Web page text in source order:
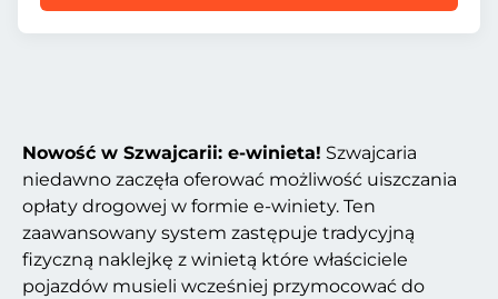
Nowość w Szwajcarii: e-winieta! Szwajcaria
niedawno zaczęła oferować możliwość uiszczania
opłaty drogowej w formie e-winiety. Ten
zaawansowany system zastępuje tradycyjną
fizyczną naklejkę z winietą które właściciele
pojazdów musieli wcześniej przymocować do